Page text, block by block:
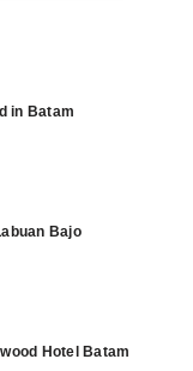
in Batam
Bajo
Hotel Batam